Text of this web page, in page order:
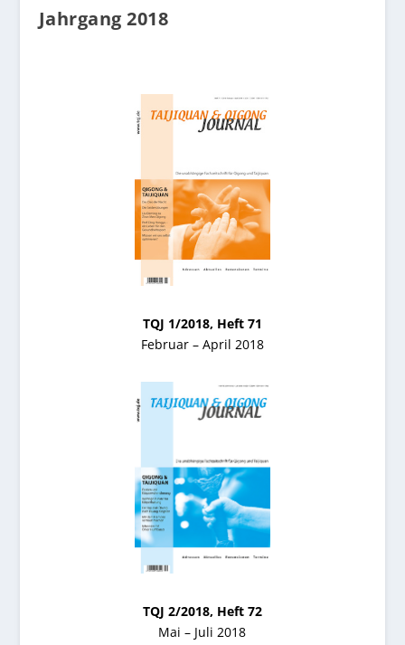
Jahrgang 2018
TQJ 1/2018, Heft 71
Februar – April 2018
TQJ 2/2018, Heft 72
Mai – Juli 2018